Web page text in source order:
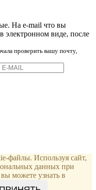
На e-mail что вы
электронном виде, после
проверить вашу почту,
файлы. Используя сайт,
данных при
можете узнать в